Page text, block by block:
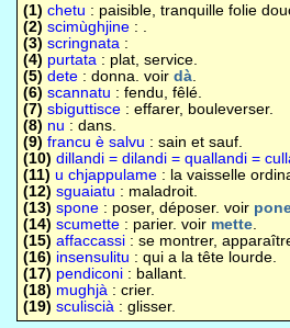
(1) chetu : paisible, tranquille folie
(2) scimùghjine: .
(3) scringnata :
(4) purtata : plat, service.
(5) dete: donna. voir dà.
(6) scannatu : fendu, fêlé.
(7) sbiguttisce: effarer, bouleverser.
(8) nu : dans.
(9) francu è salvu : sain et sauf.
(10) dillandi = dilandi = quallandi =
(11) u chjappulame: la vaisselle
(12) sguaiatu : maladroit.
(13) spone: poser, déposer. voir
(14) scumette : parier. voir mette.
(15) affaccassi: se montrer,
(16) insensulitu : qui a la tête lourde.
(17) pendiconi: ballant.
(18) mughjà : crier.
(19) sculiscià : glisser.